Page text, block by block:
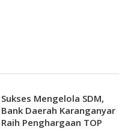
Sukses Mengelola SDM,
Bank Daerah Karanganyar
Raih Penghargaan TOP